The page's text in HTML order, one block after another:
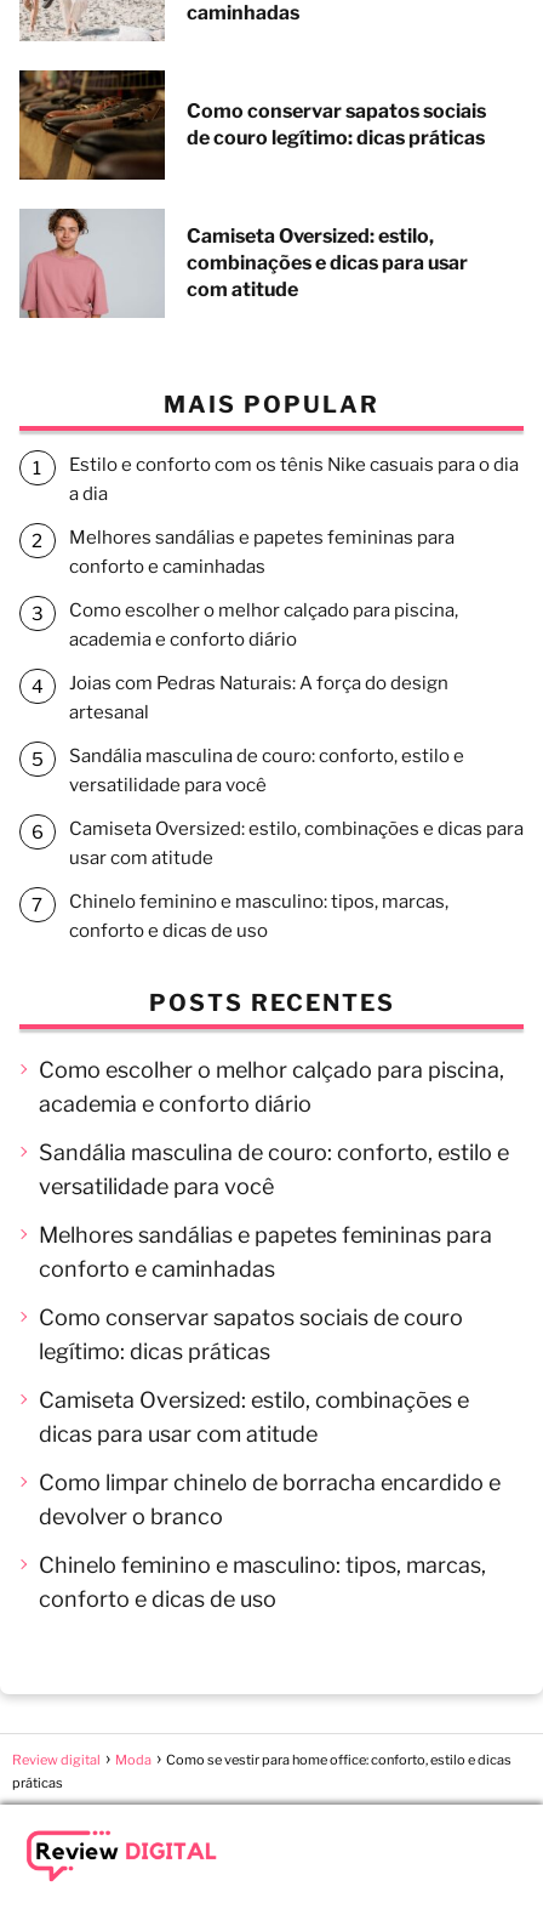
caminhadas
Como conservar sapatos sociais
de couro legítimo: dicas práticas
Camiseta Oversized: estilo,
combinações e dicas para usar
com atitude
MAIS POPULAR
Estilo e conforto com os tênis Nike casuais para o dia
a dia
Melhores sandálias e papetes femininas para
conforto e caminhadas
Como escolher o melhor calçado para piscina,
academia e conforto diário
Joias com Pedras Naturais: A força do design
artesanal
Sandália masculina de couro: conforto, estilo e
versatilidade para você
Camiseta Oversized: estilo, combinações e dicas para
usar com atitude
Chinelo feminino e masculino: tipos, marcas,
conforto e dicas de uso
POSTS RECENTES
Como escolher o melhor calçado para piscina,
academia e conforto diário
Sandália masculina de couro: conforto, estilo e
versatilidade para você
Melhores sandálias e papetes femininas para
conforto e caminhadas
Como conservar sapatos sociais de couro
legítimo: dicas práticas
Camiseta Oversized: estilo, combinações e
dicas para usar com atitude
Como limpar chinelo de borracha encardido e
devolver o branco
Chinelo feminino e masculino: tipos, marcas,
conforto e dicas de uso
Review digital Moda
Como se vestir para home office: conforto, estilo e dicas
práticas